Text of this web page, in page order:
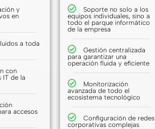
y
en
a toda
con
IT de la
accesos
Soporte no solo a los
equipos individuales, sino a
todo el parque informático
de la empresa
Gestión centralizada
para garantizar una
operación fluida y eficiente
Monitorización
avanzada de todo el
ecosistema tecnológico
Configuración de redes
corporativas complejas